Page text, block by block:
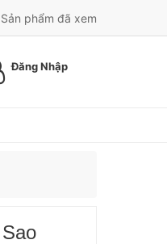
Sản phẩm đã xem
Đăng Nhập